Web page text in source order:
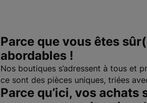
Parce que vous êtes
abordables !
Nos boutiques s’adressent à tous et
ce sont des pièces uniques, triées
Parce qu’ici, vos